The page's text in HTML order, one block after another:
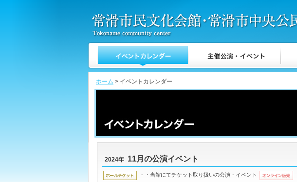
ホーム > イベントカレンダー
2024年 11月の公演イベント
・・当館にてチケット取り扱いの公演・イベント